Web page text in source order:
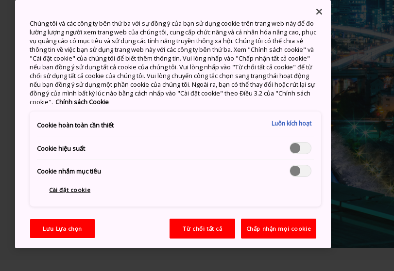
Chúng tôi và các công ty bên thứ ba với sự đồng ý của bạn sử dụng cookie trên trang web này để đo
lường lượng người xem trang web của chúng tôi, cung cấp chức năng và cá nhân hóa nâng cao, phục
vụ quảng cáo có mục tiêu và sử dụng các tính năng truyền thông xã hội. Chúng tôi có thể chia sẻ
thông tin về việc bạn sử dụng trang web này với các công ty bên thứ ba. Xem "Chính sách cookie" và
"Cài đặt cookie" của chúng tôi để biết thêm thông tin. Vui lòng nhấp vào "Chấp nhận tất cả cookie"
nếu bạn đồng ý sử dụng tất cả cookie của chúng tôi. Vui lòng nhấp vào "Từ chối tất cả cookie" để từ
chối sử dụng tất cả cookie của chúng tôi. Vui lòng chuyển công tắc chọn sang trạng thái hoạt động
nếu bạn đồng ý sử dụng một phần cookie của chúng tôi. Ngoài ra, bạn có thể thay đổi hoặc rút lại sự
đồng ý của mình bất kỳ lúc nào bằng cách nhấp vào "Cài đặt cookie" theo Điều 3.2 của "Chính sách
cookie". Chính sách Cookie
Cookie hoàn toàn cần thiết Luôn kích hoạt
Cookie hiệu suất
Cookie nhắm mục tiêu
Cài đặt cookie
Lưu Lựa chọn Từ chối tất cả Chấp nhận mọi cookie